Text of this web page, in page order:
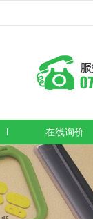
在线询价